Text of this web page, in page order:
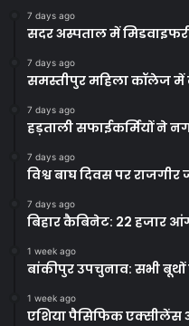
7 days ago
सदर अस्पताल में मिडवाइफरी
7 days ago
समस्तीपुर महिला कॉलेज में
7 days ago
हड़ताली सफाईकर्मियों ने
7 days ago
विश्व बाघ दिवस पर
7 days ago
बिहार कैबिनेट: 22 हजार
1 week ago
बांकीपुर उपचुनाव: सभी बूथों
1 week ago
एशिया पैसिफिक एक्सीलेंस